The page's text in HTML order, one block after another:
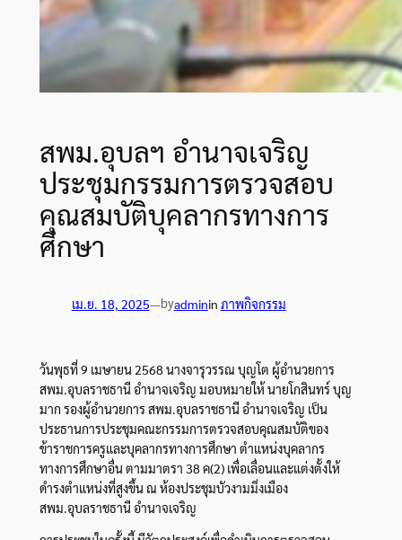
สพม.อุบลฯ อำนาจเจริญ
ประชุมกรรมการตรวจสอบ
คุณสมบัติบุคลากรทางการ
ศึกษา
เม.ย. 18, 2025—byadminin ภาพกิจกรรม
วันพุธที่ 9 เมษายน 2568 นางจารุวรรณ บุญโต ผู้อำนวยการ
สพม.อุบลราชธานี อำนาจเจริญ มอบหมายให้ นายโกสินทร์ บุญ
มาก รองผู้อำนวยการ สพม.อุบลราชธานี อำนาจเจริญ เป็น
ประธานการประชุมคณะกรรมการตรวจสอบคุณสมบัติของ
ข้าราชการครูและบุคลากรทางการศึกษา ตำแหน่งบุคลากร
ทางการศึกษาอื่น ตามมาตรา 38 ค(2) เพื่อเลื่อนและแต่งตั้งให้
ดำรงตำแหน่งที่สูงขึ้น ณ ห้องประชุมบัวงามมิ่งเมือง
สพม.อุบลราชธานี อำนาจเจริญ